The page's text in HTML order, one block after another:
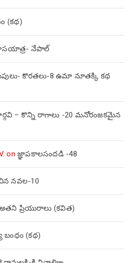
(కథ)
నేపాల్‌
కొరతలు-8 ఉమా నూతక్కి కథ
– కొన్ని రాగాలు -20 మనోరంజకమైన
on జ్ఞాపకాలసందడి -48
నవల-10
అతని ప్రియురాలు (కవిత)
బంధం (కథ)